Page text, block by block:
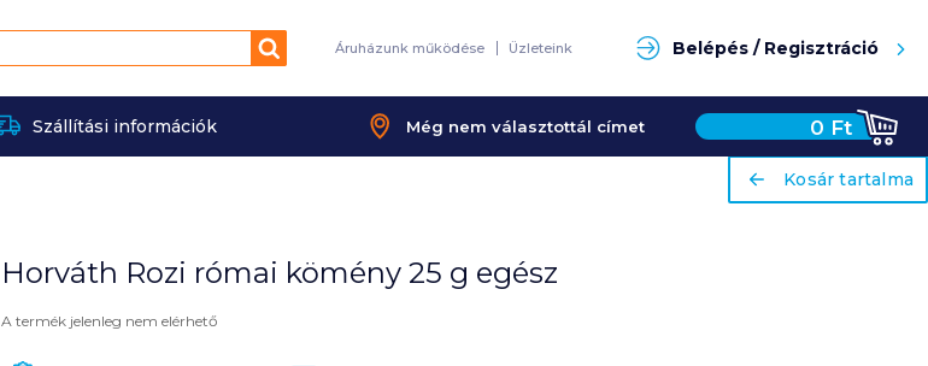
Keresés Áruházunk működése Üzleteink Belépés / Regisztráció
Szállítási információk Még nem választottál címet 0 Ft
ariaLabel
Kosár tartalma
Horváth Rozi római kömény 25 g egész
A termék jelenleg nem elérhető